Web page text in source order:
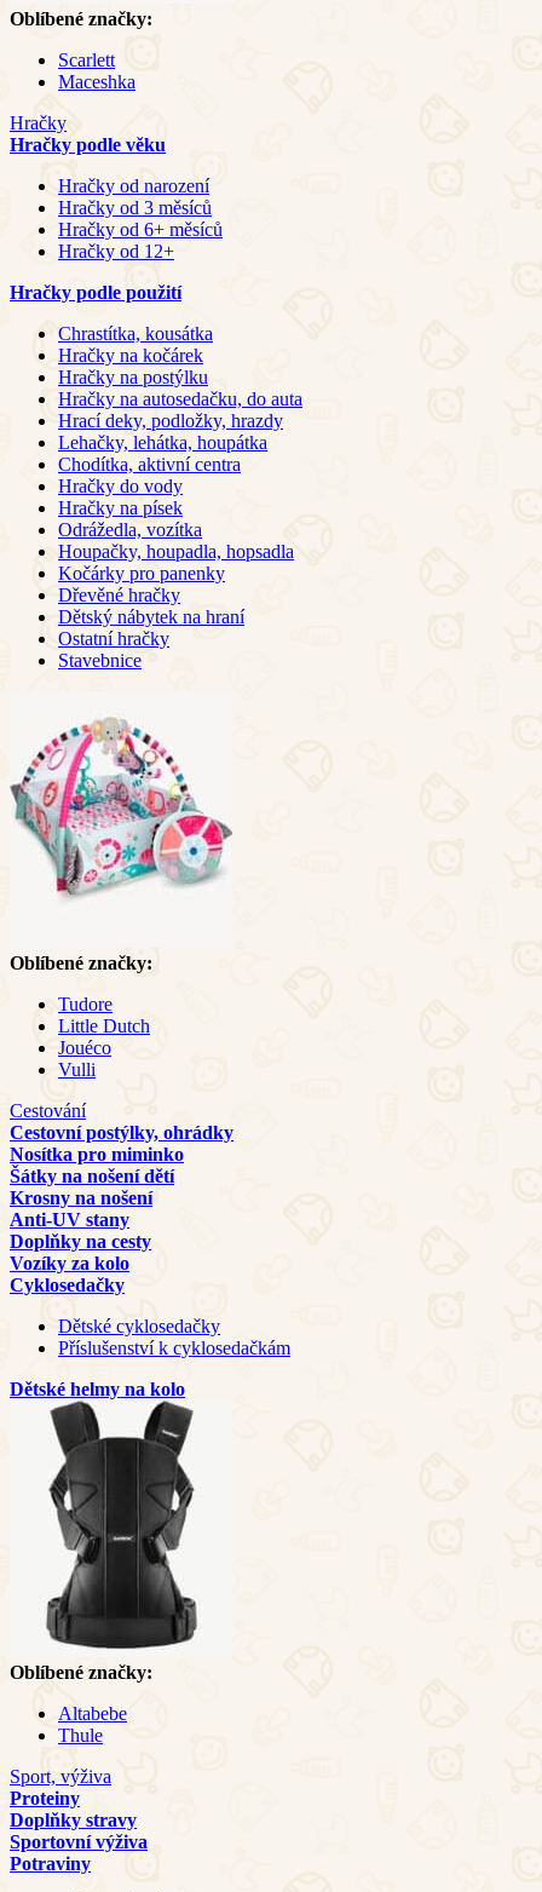
Oblíbené značky:
Scarlett
Maceshka
Hračky
Hračky podle věku
Hračky od narození
Hračky od 3 měsíců
Hračky od 6+ měsíců
Hračky od 12+
Hračky podle použití
Chrastítka, kousátka
Hračky na kočárek
Hračky na postýlku
Hračky na autosedačku, do auta
Hrací deky, podložky, hrazdy
Lehačky, lehátka, houpátka
Chodítka, aktivní centra
Hračky do vody
Hračky na písek
Odrážedla, vozítka
Houpačky, houpadla, hopsadla
Kočárky pro panenky
Dřevěné hračky
Dětský nábytek na hraní
Ostatní hračky
Stavebnice
Oblíbené značky:
Tudore
Little Dutch
Jouéco
Vulli
Cestování
Cestovní postýlky, ohrádky
Nosítka pro miminko
Šátky na nošení dětí
Krosny na nošení
Anti-UV stany
Doplňky na cesty
Vozíky za kolo
Cyklosedačky
Dětské cyklosedačky
Příslušenství k cyklosedačkám
Dětské helmy na kolo
Oblíbené značky:
Altabebe
Thule
Sport, výživa
Proteiny
Doplňky stravy
Sportovní výživa
Potraviny